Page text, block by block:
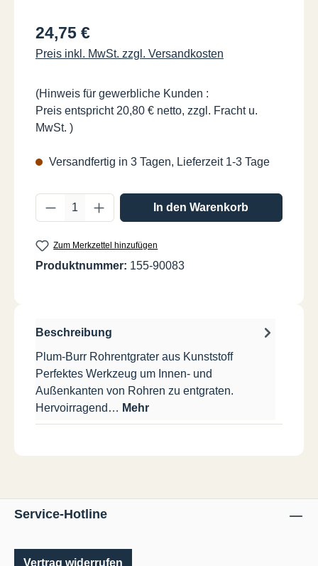
Regulärer Preis:
24,75 €
Preis inkl. MwSt. zzgl. Versandkosten
(Hinweis für gewerbliche Kunden :
Preis entspricht 20,80 € netto, zzgl. Fracht u.
MwSt. )
Versandfertig in 3 Tagen, Lieferzeit 1-3 Tage
Produkt Anzahl: Gib den gewünschten
In den Warenkorb
Zum Merkzettel hinzufügen
Produktnummer: 155-90083
Beschreibung
Plum-Burr Rohrentgrater aus Kunststoff
Perfektes Werkzeug um Innen- und
Außenkanten von Rohren zu entgraten.
Hervoirragend… Mehr
Service-Hotline
Vertrag widerrufen